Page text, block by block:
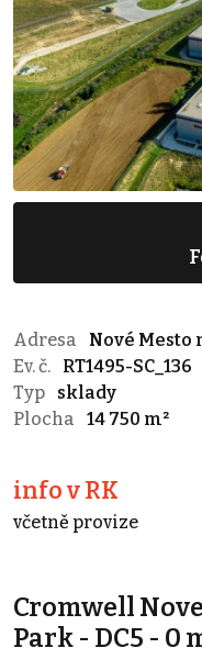
Adresa
Nové Mesto
Ev. č.
RT1495-SC_136
Typ
sklady
Plocha
14 750 m²
info v RK
včetně provize
Cromwell
Park - DC5 - 0